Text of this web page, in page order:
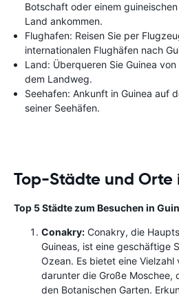
Botschaft oder einem
Land ankommen.
Flughafen: Reisen Sie per
internationalen Flughäfen nach
Land: Überqueren Sie Guinea
dem Landweg.
Seehafen: Ankunft in Guinea auf
seiner Seehäfen.
Top-Städte und Orte
Top 5 Städte zum Besuchen in
Conakry: Conakry, die
Guineas, ist eine geschäftige
Ozean. Es bietet eine Vielzahl
darunter die Große Moschee,
den Botanischen Garten.